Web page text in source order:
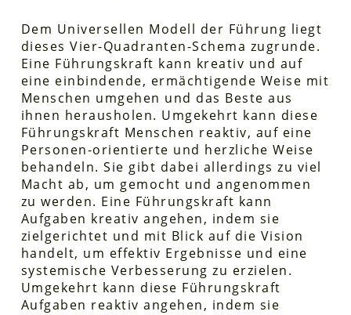
Dem Universellen Modell der Führung liegt
dieses Vier-Quadranten-Schema zugrunde.
Eine Führungskraft kann kreativ und auf
eine einbindende, ermächtigende Weise mit
Menschen umgehen und das Beste aus
ihnen herausholen. Umgekehrt kann diese
Führungskraft Menschen reaktiv, auf eine
Personen-orientierte und herzliche Weise
behandeln. Sie gibt dabei allerdings zu viel
Macht ab, um gemocht und angenommen
zu werden. Eine Führungskraft kann
Aufgaben kreativ angehen, indem sie
zielgerichtet und mit Blick auf die Vision
handelt, um effektiv Ergebnisse und eine
systemische Verbesserung zu erzielen.
Umgekehrt kann diese Führungskraft
Aufgaben reaktiv angehen, indem sie